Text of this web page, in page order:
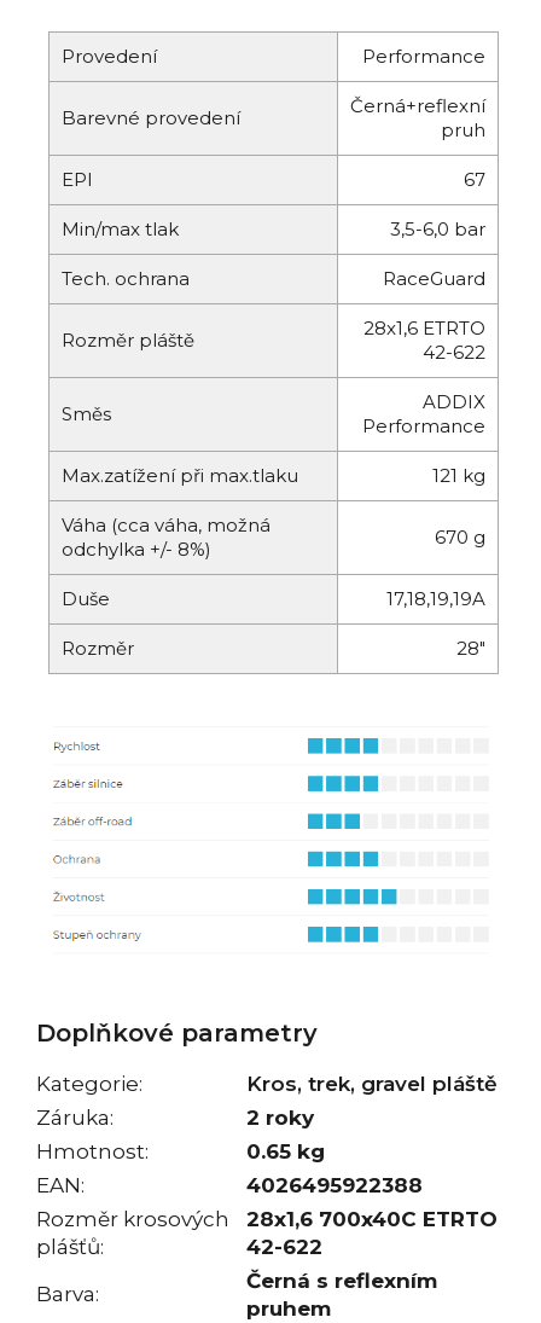
Provedení Performance
Barevné provedení
Černá+reflexní
pruh
EPI 67
Min/max tlak 3,5-6,0 bar
Tech. ochrana RaceGuard
Rozměr pláště
28x1,6 ETRTO
42-622
Směs
ADDIX
Performance
Max.zatížení při max.tlaku 121 kg
Váha (cca váha, možná
odchylka +/- 8%)
670 g
Duše 17,18,19,19A
Rozměr 28"
Doplňkové parametry
Kategorie:
Kros, trek, gravel pláště
Záruka:
2 roky
Hmotnost:
0.65 kg
EAN:
4026495922388
Rozměr krosových
plášťů:
28x1,6 700x40C ETRTO
42-622
Barva:
Černá s reflexním
pruhem